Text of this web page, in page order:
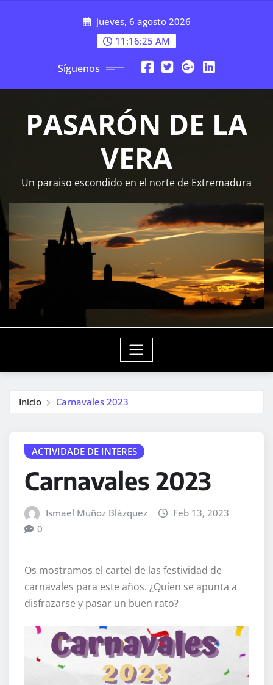
jueves, 6 agosto 2026
11:16:26 AM
Síguenos
PASARÓN DE LA
VERA
Un paraiso escondido en el norte de Extremadura
Inicio Carnavales 2023
ACTIVIDADE DE INTERES
Carnavales 2023
Ismael Muñoz Blázquez
Feb 13, 2023
0
Os mostramos el cartel de las festividad de
carnavales para este años. ¿Quien se apunta a
disfrazarse y pasar un buen rato?